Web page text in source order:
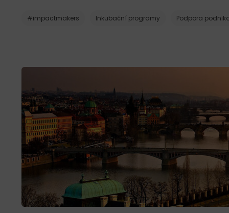
#impactmakers Inkubační programy Podpora